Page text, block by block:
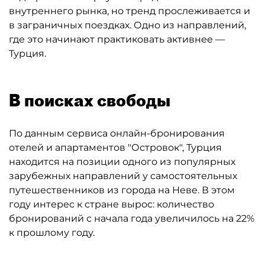
внутреннего рынка, но тренд прослеживается и
в заграничных поездках. Одно из направлений,
где это начинают практиковать активнее —
Турция.
В поисках свободы
По данным сервиса онлайн-бронирования
отелей и апартаментов "Островок", Турция
находится на позиции одного из популярных
зарубежных направлений у самостоятельных
путешественников из города на Неве. В этом
году интерес к стране вырос: количество
бронирований с начала года увеличилось на 22%
к прошлому году.